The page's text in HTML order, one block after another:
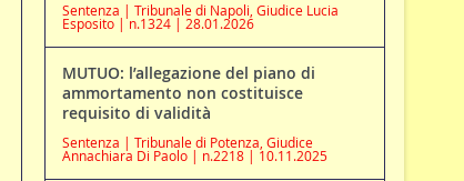
Sentenza | Tribunale di Napoli, Giudice Lucia
Esposito | n.1324 | 28.01.2026
MUTUO: l’allegazione del piano di
ammortamento non costituisce
requisito di validità
Sentenza | Tribunale di Potenza, Giudice
Annachiara Di Paolo | n.2218 | 10.11.2025